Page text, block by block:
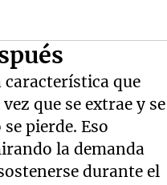
característica que
que se extrae y se
pierde. Eso
la demanda
durante el